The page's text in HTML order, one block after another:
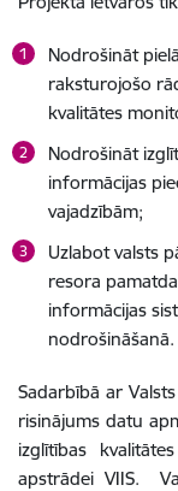
Nodrošināt
raksturojošo
kvalitātes
Nodrošināt
informācijas
vajadzībām;
Uzlabot valsts
resora
informācijas
nodrošināšanā.
Sadarbībā ar
risinājums datu
izglītības
apstrādei VIIS.